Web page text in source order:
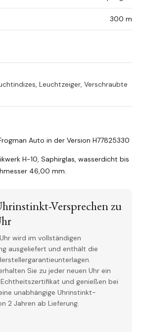
300 m
Leuchtzeiger, Verschraubte
Auto in der Version H77825330
H-10, Saphirglas, wasserdicht bis
46,00 mm.
Versprechen zu
wird im vollständigen
ausgeliefert und enthält die
Sie zu jeder neuen Uhr ein
und genießen bei
unabhängige Uhrinstinkt-
2 Jahren ab Lieferung.